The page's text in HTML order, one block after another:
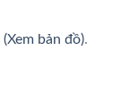
(Xem bản đồ).